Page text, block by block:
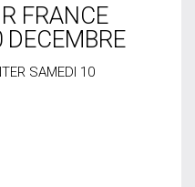
FRANCE
SAMEDI 10